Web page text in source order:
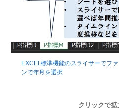
EXCEL標準機能のスライサーでフ
ンで年月を選択
クリックで拡